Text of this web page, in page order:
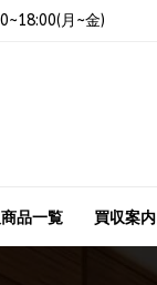
月~金)
品一覧 買収案内